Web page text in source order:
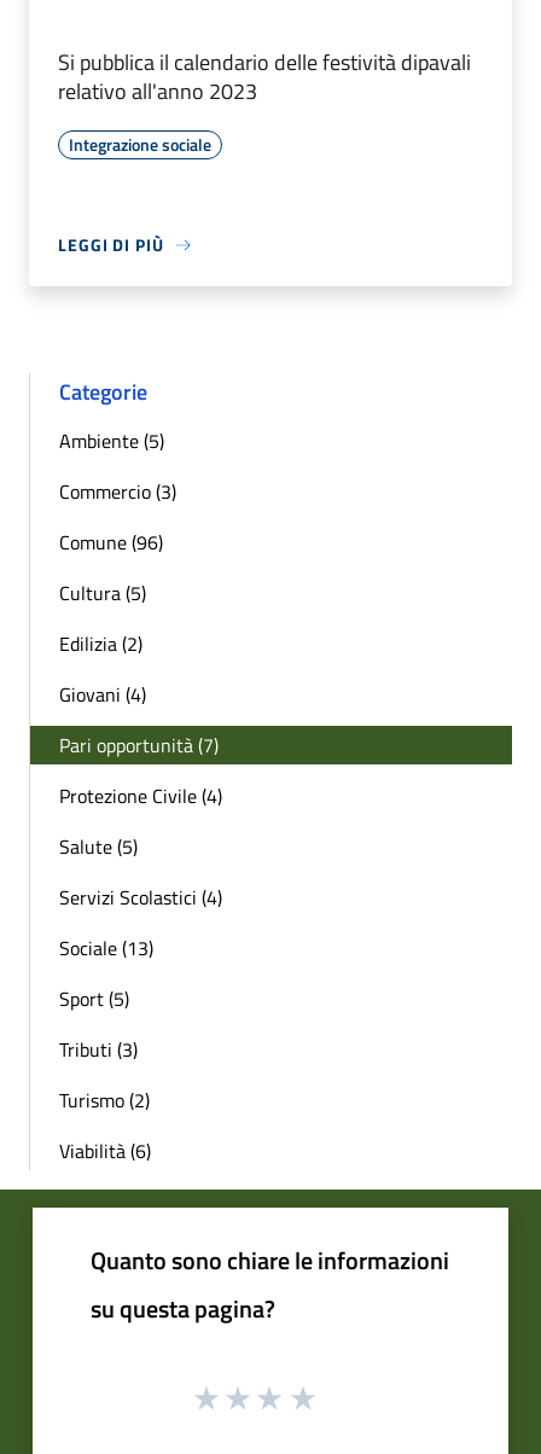
Si pubblica il calendario delle festività dipavali
relativo all'anno 2023
Integrazione sociale
LEGGI DI PIÙ
Categorie
Ambiente (5)
Commercio (3)
Comune (96)
Cultura (5)
Edilizia (2)
Giovani (4)
Pari opportunità (7)
Protezione Civile (4)
Salute (5)
Servizi Scolastici (4)
Sociale (13)
Sport (5)
Tributi (3)
Turismo (2)
Viabilità (6)
Quanto sono chiare le informazioni
su questa pagina?